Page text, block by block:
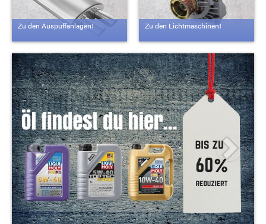
Zu den Auspuffanlagen! Zu den Lichtmaschinen!